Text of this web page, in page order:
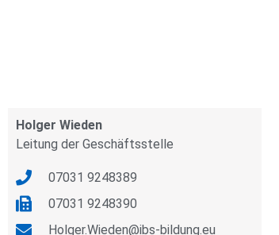
Holger Wieden
Leitung der Geschäftsstelle
07031 9248389
07031 9248390
Holger.Wieden@ibs-bildung.eu